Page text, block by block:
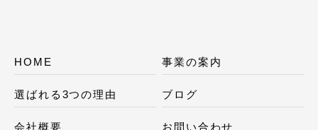
HOME 事業の案内
選ばれる3つの理由 ブログ
会社概要 お問い合わせ